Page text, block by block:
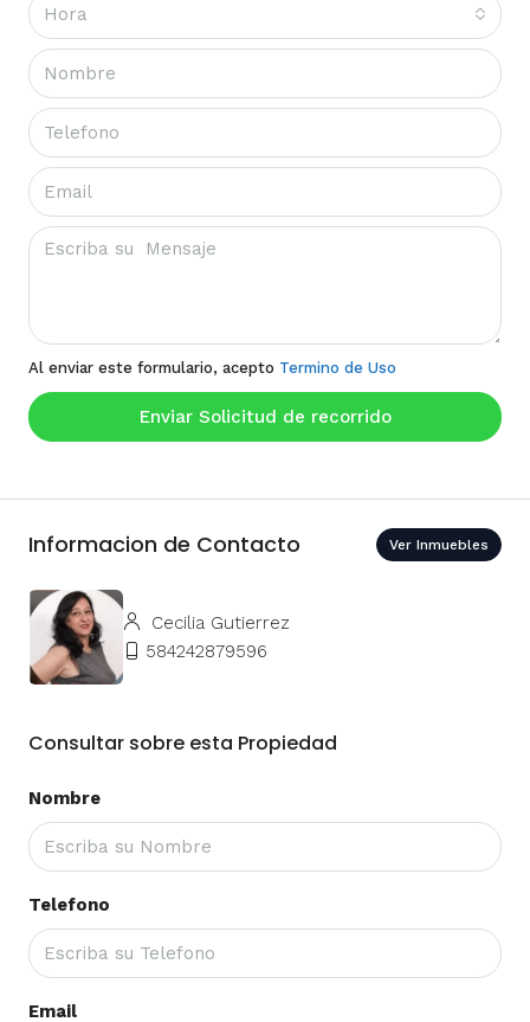
Hora
Al enviar este formulario, acepto Termino de Uso
Enviar Solicitud de recorrido
Informacion de Contacto Ver Inmuebles
Cecilia Gutierrez
584242879596
Consultar sobre esta Propiedad
Nombre
Telefono
Email